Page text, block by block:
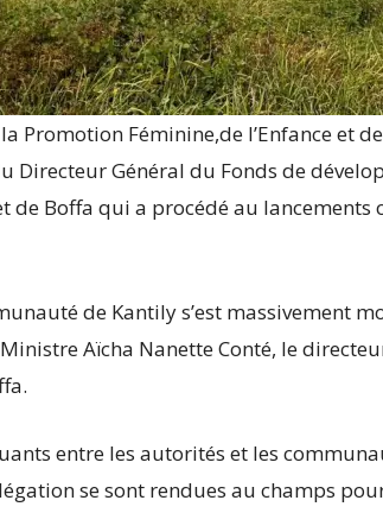
Promotion Féminine,de l’Enfance et
Directeur Général du Fonds de
de Boffa qui a procédé au
de Kantily s’est massivement
Aïcha Nanette Conté, le
entre les autorités et les
se sont rendues au champs